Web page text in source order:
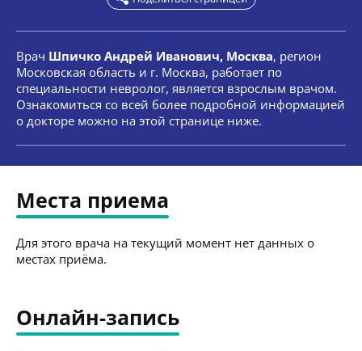
Врач Шпичко Андрей Иванович, Москва, регион
Московская область и г. Москва, работает по
специальности невролог, является взрослым врачом.
Ознакомиться со всей более подробной информацией
о докторе можно на этой странице ниже.
Места приема
Для этого врача на текущий момент нет данных о
местах приёма.
Онлайн-запись